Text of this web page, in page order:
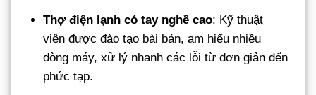
Thợ điện lạnh có tay nghề cao: Kỹ thuật
viên được đào tạo bài bản, am hiểu nhiều
dòng máy, xử lý nhanh các lỗi từ đơn giản đến
phức tạp.